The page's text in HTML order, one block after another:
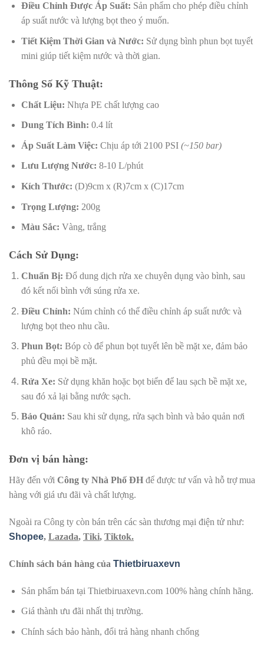
Điều Chỉnh Được Áp Suất: Sản phẩm cho phép điều chỉnh
áp suất nước và lượng bọt theo ý muốn.
Tiết Kiệm Thời Gian và Nước: Sử dụng bình phun bọt tuyết
mini giúp tiết kiệm nước và thời gian.
Thông Số Kỹ Thuật:
Chất Liệu: Nhựa PE chất lượng cao
Dung Tích Bình: 0.4 lít
Áp Suất Làm Việc: Chịu áp tới 2100 PSI (~150 bar)
Lưu Lượng Nước: 8-10 L/phút
Kích Thước: (D)9cm x (R)7cm x (C)17cm
Trọng Lượng: 200g
Màu Sắc: Vàng, trắng
Cách Sử Dụng:
Chuẩn Bị: Đổ dung dịch rửa xe chuyên dụng vào bình, sau
đó kết nối bình với súng rửa xe.
Điều Chỉnh: Núm chỉnh có thể điều chỉnh áp suất nước và
lượng bọt theo nhu cầu.
Phun Bọt: Bóp cò để phun bọt tuyết lên bề mặt xe, đảm bảo
phủ đều mọi bề mặt.
Rửa Xe: Sử dụng khăn hoặc bọt biển để lau sạch bề mặt xe,
sau đó xả lại bằng nước sạch.
Bảo Quản: Sau khi sử dụng, rửa sạch bình và bảo quản nơi
khô ráo.
Đơn vị bán hàng:
Hãy đến với Công ty Nhà Phố ĐH để được tư vấn và hỗ trợ mua
hàng với giá ưu đãi và chất lượng.
Ngoài ra Công ty còn bán trên các sàn thương mại điện tử như:
Shopee, Lazada, Tiki, Tiktok.
Chính sách bán hàng của Thietbiruaxevn
Sản phẩm bán tại Thietbiruaxevn.com 100% hàng chính hãng.
Giá thành ưu đãi nhất thị trường.
Chính sách bảo hành, đổi trả hàng nhanh chống